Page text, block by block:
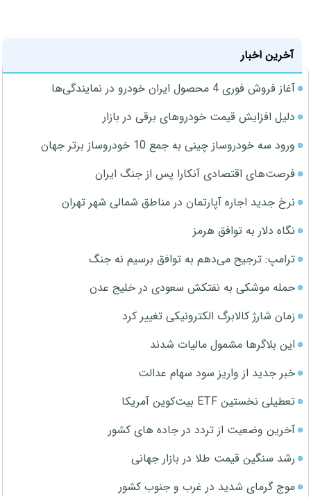
آخرین اخبار
آغاز فروش فوری 4 محصول ایران خودرو در نمایندگی‌ها
دلیل افزایش قیمت خودروهای برقی در بازار
ورود سه خودروساز چینی به جمع 10 خودروساز برتر جهان
فرصت‌های اقتصادی آنکارا پس از جنگ ایران
نرخ جدید اجاره آپارتمان در مناطق شمالی شهر تهران
نگاه دلار به توافق هرمز
ترامپ: ترجیح می‌دهم به توافق برسیم نه جنگ
حمله موشکی به نفتکش سعودی در خلیج عدن
زمان شارژ کالابرگ الکترونیکی تغییر کرد
این بلاگرها مشمول مالیات شدند
خبر جدید از واریز سود سهام عدالت
تعطیلی نخستین ETF بیت‌کوین آمریکا
آخرین وضعیت از تردد در جاده های کشور
رشد سنگین قیمت طلا در بازار جهانی
موج گرمای شدید در غرب و جنوب کشور